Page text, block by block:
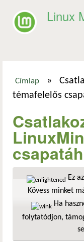
Linux
Jelenlegi
Címlap »
témafelelős
Ez
Kövess minket
Ha
folytatódjon,